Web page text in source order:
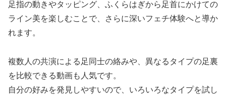
足指の動きやタッピング、ふくらはぎから足首にかけての
ライン美を楽しむことで、さらに深いフェチ体験へと導か
れます。
複数人の共演による足同士の絡みや、異なるタイプの足裏
を比較できる動画も人気です。
自分の好みを発見しやすいので、いろいろなタイプを試し